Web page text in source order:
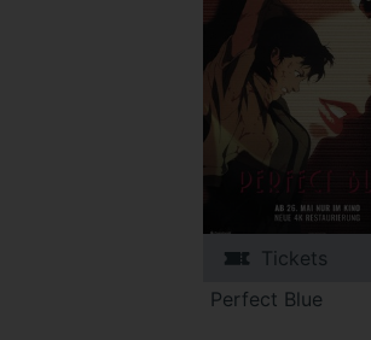
Tickets
Perfect Blue